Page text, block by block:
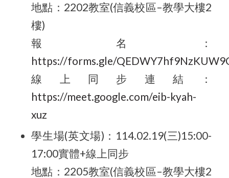
地點： 2202教室(信義校區–教學大樓2
樓)
報名：
https://forms.gle/
線上同步連結：
https://meet.google.com/eib-kyah-
xuz
學生場(英文場) ： 114.02.19(三)15:00-
17:00實體+線上同步
地點： 2205教室(信義校區–教學大樓2